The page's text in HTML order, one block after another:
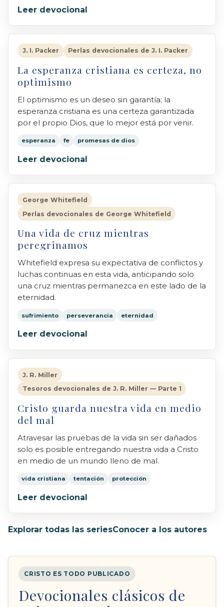
Leer devocional
J. I. Packer Perlas devocionales de J. I. Packer
La esperanza cristiana es certeza, no
optimismo
El optimismo es un deseo sin garantía; la
esperanza cristiana es una certeza garantizada
por el propio Dios, que lo mejor está por venir.
esperanza fe promesas de dios
Leer devocional
George Whitefield
Perlas devocionales de George Whitefield
Una vida de cruz mientras
peregrinamos
Whitefield expresa su expectativa de conflictos y
luchas continuas en esta vida, anticipando solo
una cruz mientras permanezca en este lado de la
eternidad.
sufrimiento perseverancia eternidad
Leer devocional
J. R. Miller
Tesoros devocionales de J. R. Miller — Parte 1
Cristo guarda nuestra vida en medio
del mal
Atravesar las pruebas de la vida sin ser dañados
solo es posible entregando nuestra vida a Cristo
en medio de un mundo lleno de mal.
vida cristiana tentación protección
Leer devocional
Explorar todas las seriesConocer a los autores
CRISTO ES TODO PUBLICADO
Devocionales clásicos de